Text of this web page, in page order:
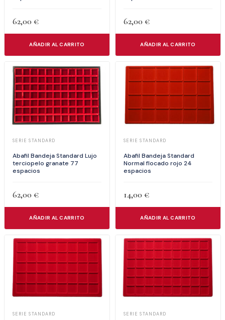
62,00 €
AÑADIR AL CARRITO
62,00 €
AÑADIR AL CARRITO
SERIE STANDARD
Abafil Bandeja Standard Lujo
terciopelo granate 77
espacios
62,00 €
AÑADIR AL CARRITO
SERIE STANDARD
Abafil Bandeja Standard
Normal flocado rojo 24
espacios
14,00 €
AÑADIR AL CARRITO
SERIE STANDARD SERIE STANDARD